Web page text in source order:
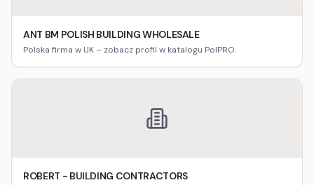
ANT BM POLISH BUILDING WHOLESALE
Polska firma w UK – zobacz profil w katalogu PolPRO.
ROBERT - BUILDING CONTRACTORS